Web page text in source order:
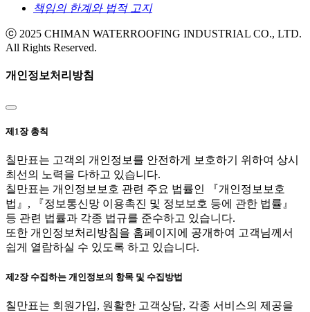
책임의 한계와 법적 고지
ⓒ 2025 CHIMAN WATERROOFING INDUSTRIAL CO., LTD.
All Rights Reserved.
개인정보처리방침
제1장 총칙
칠만표는 고객의 개인정보를 안전하게 보호하기 위하여 상시
최선의 노력을 다하고 있습니다.
칠만표는 개인정보보호 관련 주요 법률인 『개인정보보호
법』, 『정보통신망 이용촉진 및 정보보호 등에 관한 법률』
등 관련 법률과 각종 법규를 준수하고 있습니다.
또한 개인정보처리방침을 홈페이지에 공개하여 고객님께서
쉽게 열람하실 수 있도록 하고 있습니다.
제2장 수집하는 개인정보의 항목 및 수집방법
칠만표는 회원가입, 원활한 고객상담, 각종 서비스의 제공을